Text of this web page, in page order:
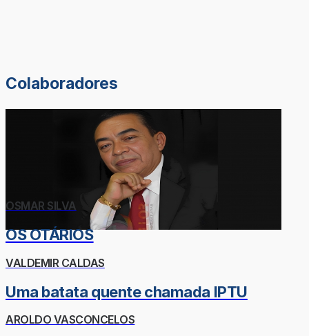
Colaboradores
OSMAR SILVA
OS OTÁRIOS
VALDEMIR CALDAS
Uma batata quente chamada IPTU
AROLDO VASCONCELOS